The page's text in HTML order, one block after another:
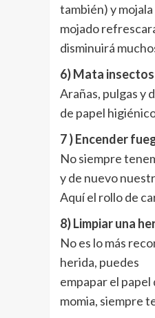
también) y
mojado
disminuirá
6) Mata insectos
Arañas, pulgas y
de papel
7 ) Encender
No siempre
y de nuevo
Aquí el rollo de
8) Limpiar una
No es lo más
herida, puedes
empapar el papel
momia, siempre